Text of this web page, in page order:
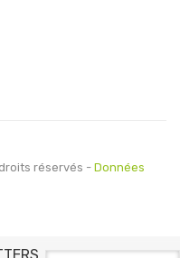
réservés - Données